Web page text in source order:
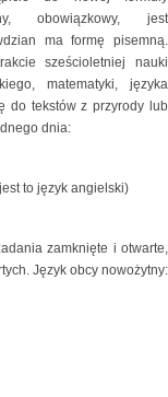
obowiązkowy, jest
ma formę pisemną.
sześcioletniej nauki
matematyki, języka
do tekstów z przyrody lub
dnia:
to język angielski)
zamknięte i otwarte,
Język obcy nowożytny: